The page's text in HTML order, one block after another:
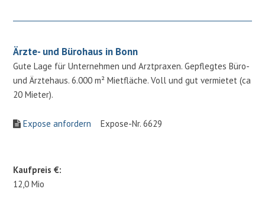
Ärzte- und Bürohaus in Bonn
Gute Lage für Unternehmen und Arztpraxen. Gepflegtes Büro-
und Ärztehaus. 6.000 m² Mietfläche. Voll und gut vermietet (ca
20 Mieter).
Expose anfordern Expose-Nr. 6629
Kaufpreis €:
12,0 Mio